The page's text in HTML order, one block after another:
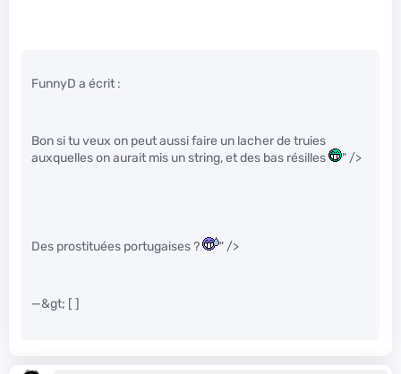
FunnyD a écrit :
Bon si tu veux on peut aussi faire un lacher de truies
auxquelles on aurait mis un string, et des bas résilles
" />
Des prostituées portugaises ? " />
—&gt; [ ]